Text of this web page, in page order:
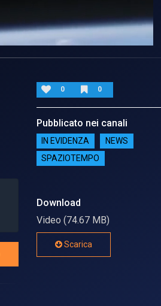
0 0
Pubblicato nei canali
IN EVIDENZA
NEWS
SPAZIOTEMPO
Download
Video (74.67 MB)
Scarica